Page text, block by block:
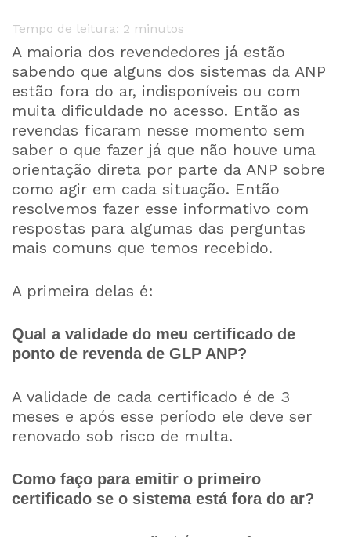
Tempo de leitura: 2 minutos
A maioria dos revendedores já estão
sabendo que alguns dos sistemas da ANP
estão fora do ar, indisponíveis ou com
muita dificuldade no acesso. Então as
revendas ficaram nesse momento sem
saber o que fazer já que não houve uma
orientação direta por parte da ANP sobre
como agir em cada situação. Então
resolvemos fazer esse informativo com
respostas para algumas das perguntas
mais comuns que temos recebido.
A primeira delas é:
Qual a validade do meu certificado de
ponto de revenda de GLP ANP?
A validade de cada certificado é de 3
meses e após esse período ele deve ser
renovado sob risco de multa.
Como faço para emitir o primeiro
certificado se o sistema está fora do ar?